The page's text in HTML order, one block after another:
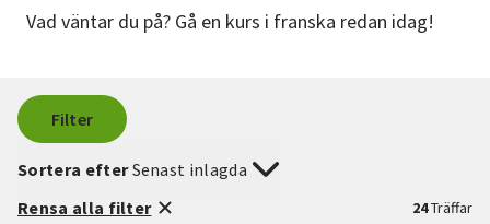
Lyssna
Vad väntar du på? Gå en kurs i franska redan idag!
Filter
24Träffar
Sortera efterSenast inlagda
Rensa alla filter